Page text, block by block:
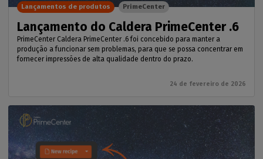
Lançamento do Caldera PrimeCenter .6
PrimeCenter Caldera PrimeCenter .6 foi concebido para manter a
produção a funcionar sem problemas, para que se possa concentrar em
fornecer impressões de alta qualidade dentro do prazo.
24 de fevereiro de 2026
Lançamentos de produtos PrimeCenter